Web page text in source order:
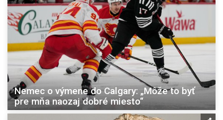
Nemec o výmene do Calgary: „Môže to byť
pre mňa naozaj dobré miesto“